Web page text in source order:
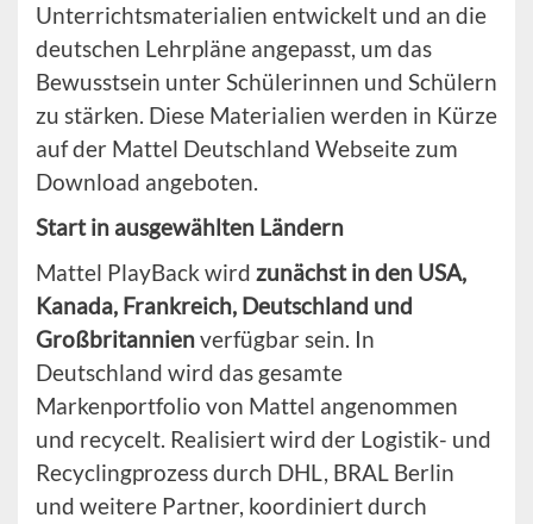
Unterrichtsmaterialien entwickelt und an die
deutschen Lehrpläne angepasst, um das
Bewusstsein unter Schülerinnen und Schülern
zu stärken. Diese Materialien werden in Kürze
auf der Mattel Deutschland Webseite zum
Download angeboten.
Start in ausgewählten Ländern
Mattel PlayBack wird zunächst in den USA,
Kanada, Frankreich, Deutschland und
Großbritannienverfügbar sein. In
Deutschland wird das gesamte
Markenportfolio von Mattel angenommen
und recycelt. Realisiert wird der Logistik- und
Recyclingprozess durch DHL, BRAL Berlin
und weitere Partner, koordiniert durch